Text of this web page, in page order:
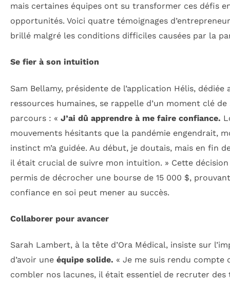
mais certaines équipes ont su transformer ces défis
opportunités. Voici quatre témoignages
brillé malgré les conditions difficiles causées par la
Se fier à son intuition
Sam Bellamy, présidente de l’application Hélis, dédiée
ressources humaines, se rappelle d’un moment clé de
parcours : « J’ai dû apprendre à me faire confiance.
mouvements hésitants que la pandémie engendrait,
instinct m’a guidée. Au début, je doutais, mais en fin
il était crucial de suivre mon intuition. » Cette
permis de décrocher une bourse de 15 000 $,
confiance en soi peut mener au succès.
Collaborer pour avancer
Sarah Lambert, à la tête d’Ora Médical, insiste sur
d’avoir une équipe solide. « Je me suis rendu compte
combler nos lacunes, il était essentiel de recruter des